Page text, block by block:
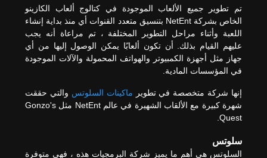
تم تطوير جميع الألعاب الموجودة في كتالوج ألعاب الكازينو
الخاص بشركة NetEnt بتنسيق متعدد القنوات أي منذ بداية إنشاء
اللعبة وأثناء مراحل التطوير المختلفة ، تم مراعاة أنه يجب
عليهم القيام بذلك. أن تكون ألعابًا يمكن الوصول إليها من أي
جهاز مثل أجهزة الكمبيوتر والهواتف المحمولة والآلات الموجودة
في المؤسسات المادية.
إنها شركة متخصصة في تطوير ماكينات السلوتس والتي حققت
شهرة كبيرة مع الألقاب الشهيرة في عالم NetEnt مثل Gonzo's
Quest.
سلوتس
السلوتس هي أهم ما يميز شركة البرمجيات هذه ، فهي متوفرة